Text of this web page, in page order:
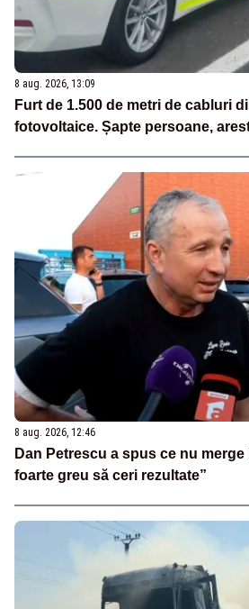
8 aug. 2026, 13:09
Furt de 1.500 de metri de cabluri
fotovoltaice. Șapte persoane,
8 aug. 2026, 12:46
Dan Petrescu a spus ce nu merge
foarte greu să ceri rezultate”